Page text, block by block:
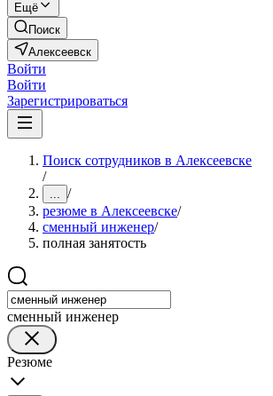
Ещё
Поиск
Алексеевск
Войти
Войти
Зарегистрироваться
Поиск сотрудников в Алексеевске
/
... /
резюме в Алексеевске/
сменный инженер/
полная занятость
сменный инженер
Резюме